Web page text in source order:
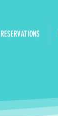
RESERVATIONS